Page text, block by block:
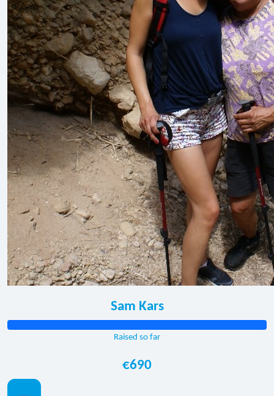
Sam Kars
Raised so far
€690